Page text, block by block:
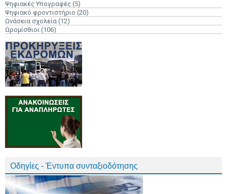
Ψηφιακές Υπογραφές (5)
Ψηφιακό φροντιστήριο (20)
Ωνάσεια σχολεία (12)
Ωρομίσθιοι (106)
Οδηγίες - Έντυπα συνταξιοδότησης